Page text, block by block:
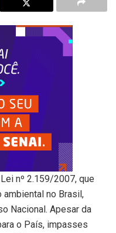
nº 2.159/2007, que
no Brasil,
Nacional. Apesar da
o País, impasses